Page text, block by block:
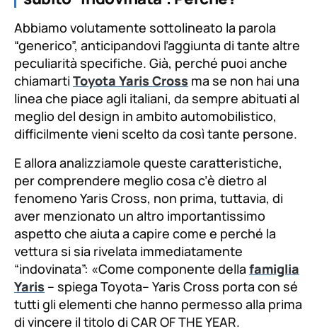
Abbiamo volutamente sottolineato la parola
“generico”, anticipandovi l’aggiunta di tante altre
peculiarità specifiche. Già, perché puoi anche
chiamarti Toyota Yaris Cross ma se non hai una
linea che piace agli italiani, da sempre abituati al
meglio del design in ambito automobilistico,
difficilmente vieni scelto da così tante persone.
E allora analizziamole queste caratteristiche,
per comprendere meglio cosa c’è dietro al
fenomeno Yaris Cross, non prima, tuttavia, di
aver menzionato un altro importantissimo
aspetto che aiuta a capire come e perché la
vettura si sia rivelata immediatamente
“indovinata”: «Come componente della famiglia
Yaris – spiega Toyota– Yaris Cross porta con sé
tutti gli elementi che hanno permesso alla prima
di vincere il titolo di CAR OF THE YEAR.